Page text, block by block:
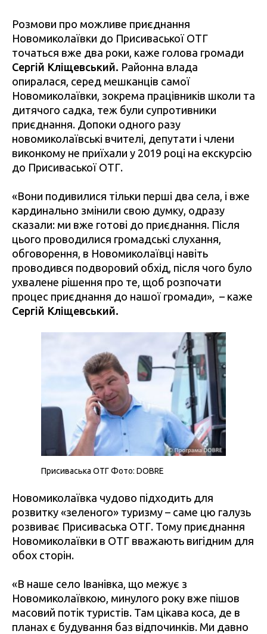
Розмови про можливе приєднання
Новомиколаївки до Присиваської ОТГ
точаться вже два роки, каже голова громади
Сергій Кліщевський. Районна влада
опиралася, серед мешканців самої
Новомиколаївки, зокрема працівників школи та
дитячого садка, теж були супротивники
приєднання. Допоки одного разу
новомиколаївські вчителі, депутати і члени
виконкому не приїхали у 2019 році на екскурсію
до Присиваської ОТГ.
«Вони подивилися тільки перші два села, і вже
кардинально змінили свою думку, одразу
сказали: ми вже готові до приєднання. Після
цього проводилися громадські слухання,
обговорення, в Новомиколаївці навіть
проводився подворовий обхід, після чого було
ухвалене рішення про те, щоб розпочати
процес приєднання до нашої громади», – каже
Сергій Кліщевський.
Присиваська ОТГ Фото: DOBRE
Новомиколаївка чудово підходить для
розвитку «зеленого» туризму – саме цю галузь
розвиває Присиваська ОТГ. Тому приєднання
Новомиколаївки в ОТГ вважають вигідним для
обох сторін.
«В наше село Іванівка, що межує з
Новомиколаївкою, минулого року вже пішов
масовий потік туристів. Там цікава коса, де в
планах є будування баз відпочинків. Ми давно